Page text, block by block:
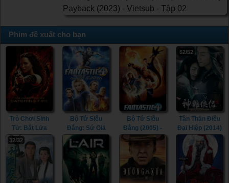
Phim đề xuất cho bạn
Trò Chơi Sinh
Tử: Bắt Lửa
(2013) - The
Hunger Games:
Catching Fire
(2013)
Bộ Tứ Siêu
Đẳng: Sứ Giả
Bạc (2007) -
Fantastic Four:
Rise of the
Silver Surfer
Bộ Tứ Siêu
Đẳng (2005) -
Fantastic Four
(2005)
52/52
Tân Thần Điêu
Đại Hiệp (2014)
- The Romance
of the Condor
Heroes (2014)
32/32